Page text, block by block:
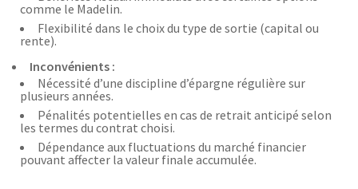
comme le Madelin.
Flexibilité dans le choix du type de sortie (capital ou
rente).
Inconvénients :
Nécessité d’une discipline d’épargne régulière sur
plusieurs années.
Pénalités potentielles en cas de retrait anticipé selon
les termes du contrat choisi.
Dépendance aux fluctuations du marché financier
pouvant affecter la valeur finale accumulée.